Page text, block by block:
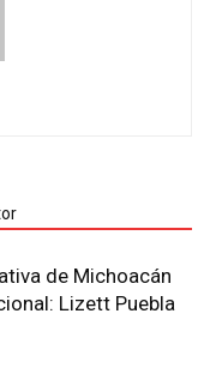
de Michoacán
Lizett Puebla